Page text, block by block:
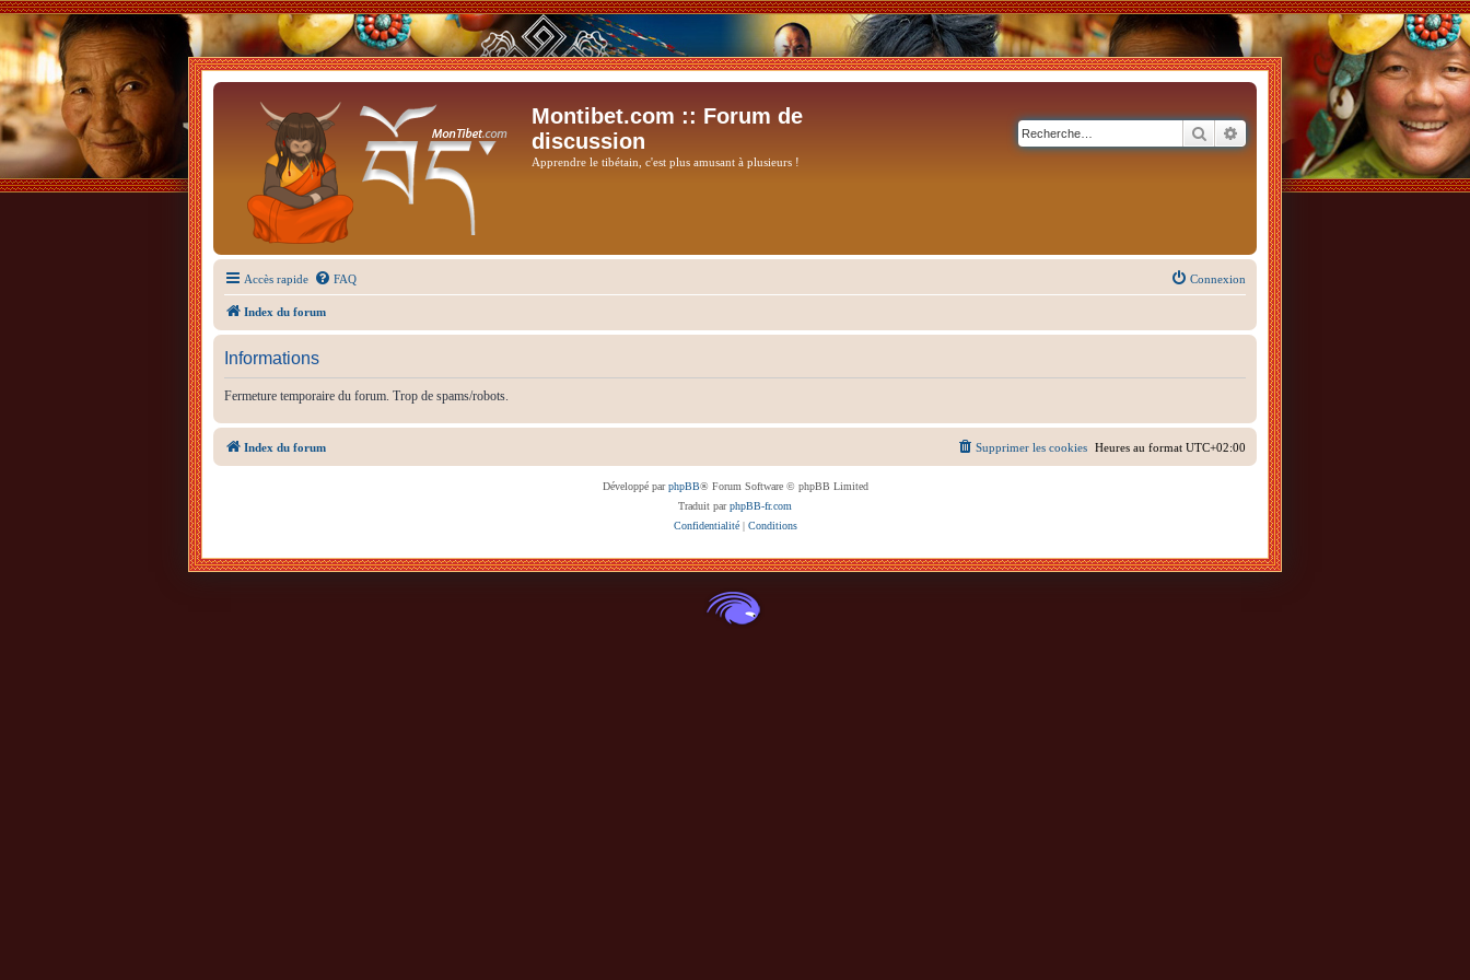
Montibet.com :: Forum de
discussion
Apprendre le tibétain, c'est plus amusant à plusieurs !
RechercherRecherche avancée
Accès rapide FAQ Connexion
Index du forum
Informations
Fermeture temporaire du forum. Trop de spams/robots.
Index du forum Heures au format UTC+02:00
Supprimer les cookies
Développé parphpBB® Forum Software © phpBB Limited
Traduit parphpBB-fr.com
Confidentialité| Conditions